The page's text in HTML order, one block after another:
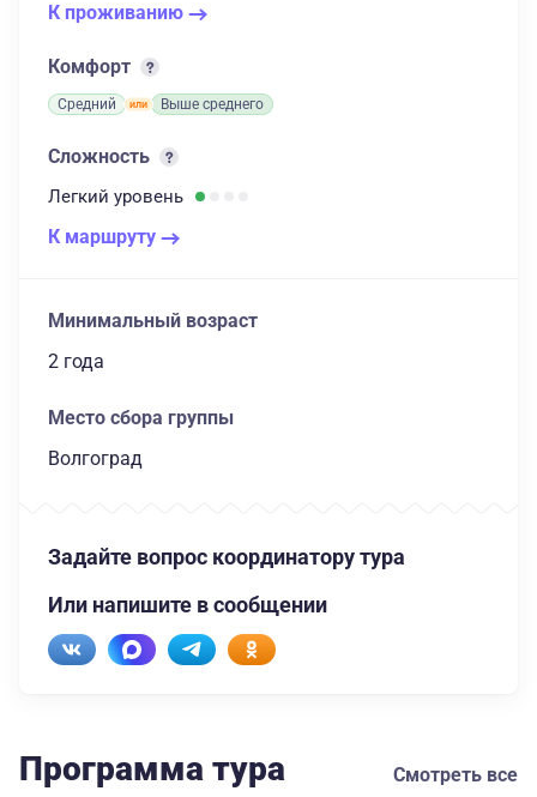
К проживанию
Комфорт
Средний Выше среднего
Сложность
Легкий уровень
К маршруту
Минимальный возраст
2 года
Место сбора группы
Волгоград
Задайте вопрос координатору тура
Или напишите в сообщении
Программа тура Смотреть все